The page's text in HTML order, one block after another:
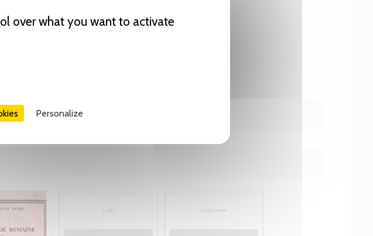
over what you want to activate
Personalize